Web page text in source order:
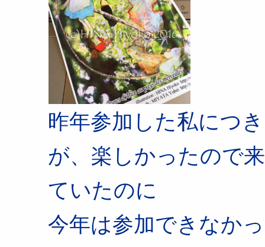
昨年参加した私につ
が、楽しかったので
ていたのに
今年は参加できなか